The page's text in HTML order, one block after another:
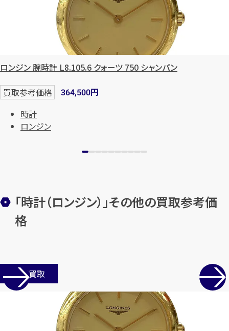
ロンジン 腕時計 L8.105.6 クォーツ 750 シャンパン
買取参考価格 364,500円
時計
ロンジン
「時計（ロンジン）」その他の買取参考価
格
店舗買取